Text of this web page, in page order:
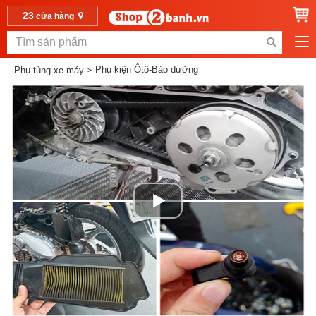
23cửa hàng
Phụ tùng xe máy Phụ kiện Ôtô-Bảo dưỡng